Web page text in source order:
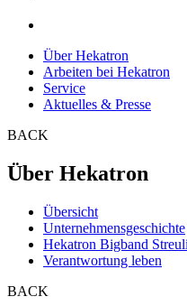
Über Hekatron
Arbeiten bei Hekatron
Service
Aktuelles & Presse
BACK
Über Hekatron
Übersicht
Unternehmensgeschichte
Hekatron Bigband
Verantwortung leben
BACK